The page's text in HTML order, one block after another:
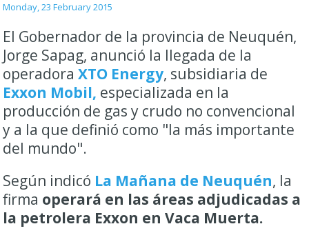
Monday, 23 February 2015
El Gobernador de la provincia de Neuquén,
Jorge Sapag, anunció la llegada de la
operadoraXTO Energy, subsidiaria de
Exxon Mobil, especializada en la
producción de gas y crudo no convencional
y a la que definió como "la más importante
del mundo".
Según indicó La Mañana de Neuquén, la
firma operará en las áreas adjudicadas a
la petrolera Exxon en Vaca Muerta.